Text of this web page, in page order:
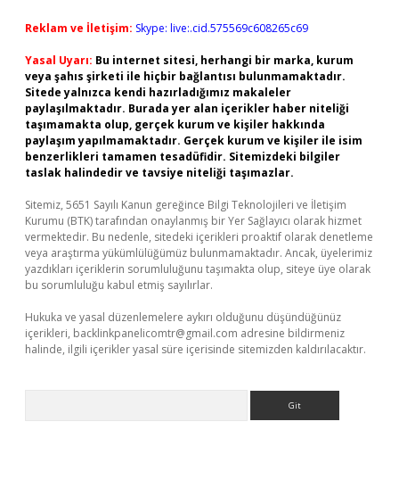
Reklam ve İletişim: Skype: live:.cid.575569c608265c69
Yasal Uyarı: Bu internet sitesi, herhangi bir marka, kurum
veya şahıs şirketi ile hiçbir bağlantısı bulunmamaktadır.
Sitede yalnızca kendi hazırladığımız makaleler
paylaşılmaktadır. Burada yer alan içerikler haber niteliği
taşımamakta olup, gerçek kurum ve kişiler hakkında
paylaşım yapılmamaktadır. Gerçek kurum ve kişiler ile isim
benzerlikleri tamamen tesadüfidir. Sitemizdeki bilgiler
taslak halindedir ve tavsiye niteliği taşımazlar.
Sitemiz, 5651 Sayılı Kanun gereğince Bilgi Teknolojileri ve İletişim
Kurumu (BTK) tarafından onaylanmış bir Yer Sağlayıcı olarak hizmet
vermektedir. Bu nedenle, sitedeki içerikleri proaktif olarak denetleme
veya araştırma yükümlülüğümüz bulunmamaktadır. Ancak, üyelerimiz
yazdıkları içeriklerin sorumluluğunu taşımakta olup, siteye üye olarak
bu sorumluluğu kabul etmiş sayılırlar.
Hukuka ve yasal düzenlemelere aykırı olduğunu düşündüğünüz
içerikleri, backlinkpanelicomtr@gmail.com adresine bildirmeniz
halinde, ilgili içerikler yasal süre içerisinde sitemizden kaldırılacaktır.